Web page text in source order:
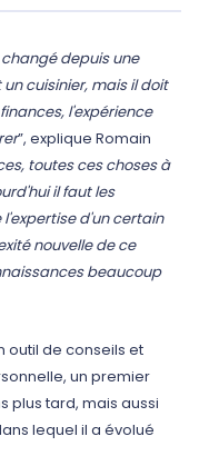
depuis une
cuisinier, mais il doit
l'expérience
”, explique Romain
toutes ces choses à
il faut les
d'un certain
nouvelle de ce
beaucoup
outil de conseils et
un premier
plus tard, mais aussi
lequel il a évolué